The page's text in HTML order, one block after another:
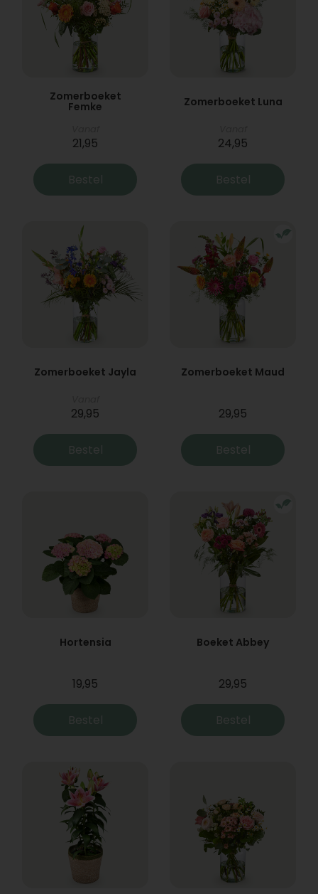
Zomerboeket
Femke
21,95
Bestel
Zomerboeket Luna
24,95
Bestel
Zomerboeket Jayla
29,95
Bestel
Zomerboeket Maud
29,95
Bestel
Hortensia
19,95
Bestel
Boeket Abbey
29,95
Bestel